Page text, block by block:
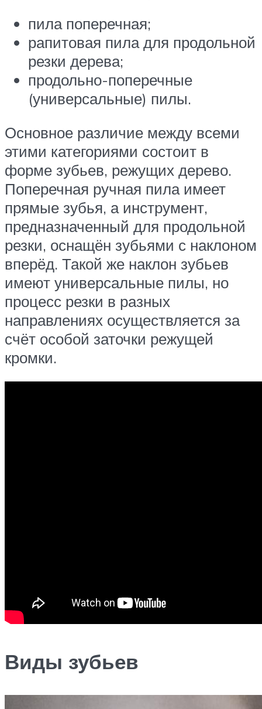
пила поперечная;
рапитовая пила для продольной
резки дерева;
продольно-поперечные
(универсальные) пилы.
Основное различие между всеми
этими категориями состоит в
форме зубьев, режущих дерево.
Поперечная ручная пила имеет
прямые зубья, а инструмент,
предназначенный для продольной
резки, оснащён зубьями с наклоном
вперёд. Такой же наклон зубьев
имеют универсальные пилы, но
процесс резки в разных
направлениях осуществляется за
счёт особой заточки режущей
кромки.
Виды зубьев